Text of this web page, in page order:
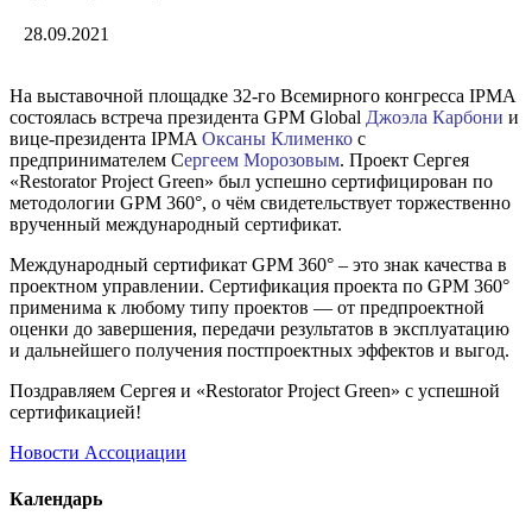
28.09.2021
На выставочной площадке 32-го Всемирного конгресса IPMA
состоялась встреча президента GPM Global Джоэла Карбони и
вице-президента IPMA Оксаны Клименко с
предпринимателем Сергеем Морозовым. Проект Сергея
«Restorator Project Green» был успешно сертифицирован по
методологии GPM 360°, о чём свидетельствует торжественно
врученный международный сертификат.
Международный сертификат GPM 360° – это знак качества в
проектном управлении. Сертификация проекта по GPM 360°
применима к любому типу проектов — от предпроектной
оценки до завершения, передачи результатов в эксплуатацию
и дальнейшего получения постпроектных эффектов и выгод.
Поздравляем Сергея и «Restorator Project Green» с успешной
сертификацией!
Новости Ассоциации
Календарь